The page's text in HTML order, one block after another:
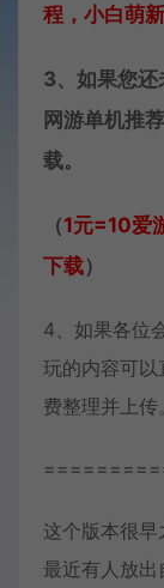
程，小白萌新
3、如果您还
网游单机推
载。
（1元=10爱
下载）
4、如果各位
玩的内容可
费整理并上传。
这个版本很早
最近有人放